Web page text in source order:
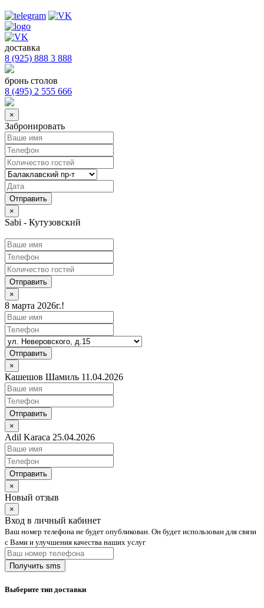
доставка
8 (925) 888 3 888
бронь столов
8 (495) 2 555 666
×
Забронировать
×
Sabi - Кутузовский
Отправить
×
8 марта 2026г.!
Отправить
×
Кашешов Шамиль 11.04.2026
Отправить
×
Adil Karaca 25.04.2026
Отправить
×
Новый отзыв
×
Вход в личный кабинет
Ваш номер телефона не будет опубликован. Он будет использован для связи
с Вами и улучшения качества наших услуг
Выберите тип доставки